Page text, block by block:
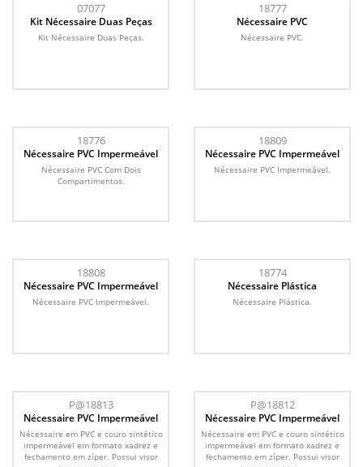
07077
Kit Nécessaire Duas Peças
Kit Nécessaire Duas Peças.
18777
Nécessaire PVC
Nécessaire PVC.
18776
Nécessaire PVC Impermeável
Nécessaire PVC Com Dois
Compartimentos.
18809
Nécessaire PVC Impermeável
Nécessaire PVC Impermeável.
18808
Nécessaire PVC Impermeável
Nécessaire PVC Impermeável.
18774
Nécessaire Plástica
Nécessaire Plástica.
P@18813
Nécessaire PVC Impermeável
Nécessaire em PVC e couro sintético
impermeável em formato xadrez e
fechamento em zíper. Possui visor
P@18812
Nécessaire PVC Impermeável
Nécessaire em PVC e couro sintético
impermeável em formato xadrez e
fechamento em zíper. Possui visor